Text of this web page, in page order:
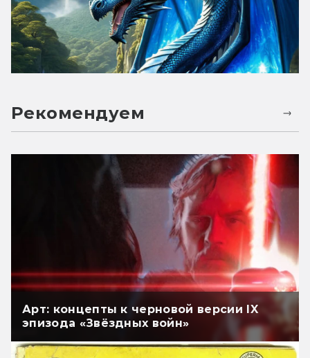
Рекомендуем
Арт: концепты к черновой версии IX
эпизода «Звёздных войн»